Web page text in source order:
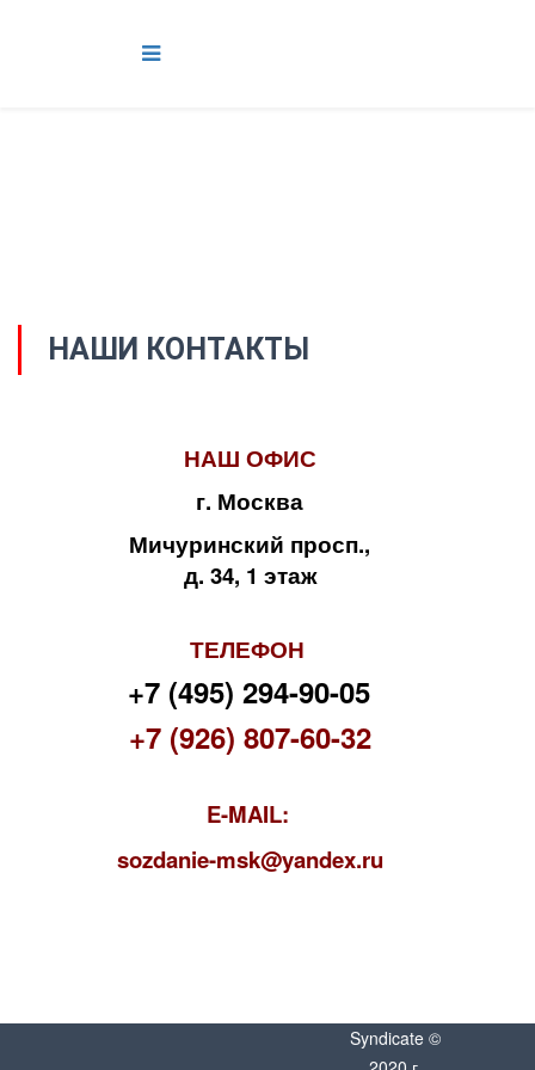
НАШИ КОНТАКТЫ
НАШ ОФИС
г. Москва
Мичуринский просп.,
д. 34, 1 этаж
ТЕЛЕФОН
+7 (495) 294-90-05
+7 (926) 807-60-32
E-MAIL:
sozdanie-msk@yandex.ru
Syndicate ©